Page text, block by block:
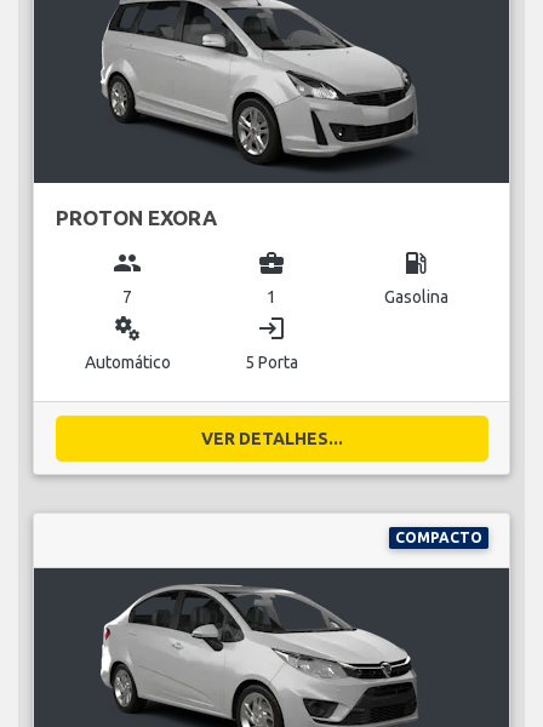
PROTON EXORA
group
7
business_center
1
local_gas_station
Gasolina
miscellaneous_services
Automático
login
5 Porta
VER DETALHES...
COMPACTO